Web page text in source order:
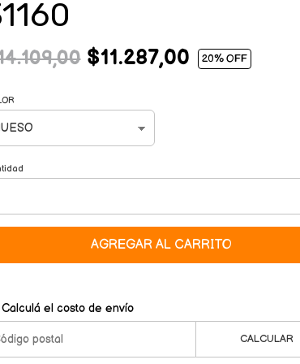
$11.287,00 20% OFF
AGREGAR AL CARRITO
el costo de envío
CALCULAR